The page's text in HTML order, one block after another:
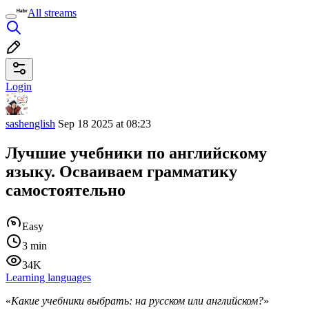
All streams
Login
sashenglish Sep 18 2025 at 08:23
Лучшие учебники по английскому
языку. Осваиваем грамматику
самостоятельно
Easy
3 min
34K
Learning languages
«Какие учебники выбрать: на русском или английском?»